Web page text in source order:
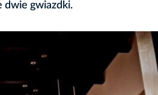
dwie gwiazdki.